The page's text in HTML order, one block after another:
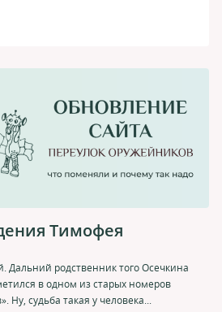
Тимофея
Дальний родственник того Осечкина
в одном из старых номеров
Ну, судьба такая у человека...